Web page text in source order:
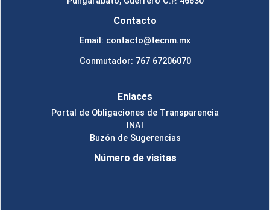
Contacto
Email: contacto@tecnm.mx
Conmutador: 767 67206070
Enlaces
Portal de Obligaciones de Transparencia
INAI
Buzón de Sugerencias
Número de visitas